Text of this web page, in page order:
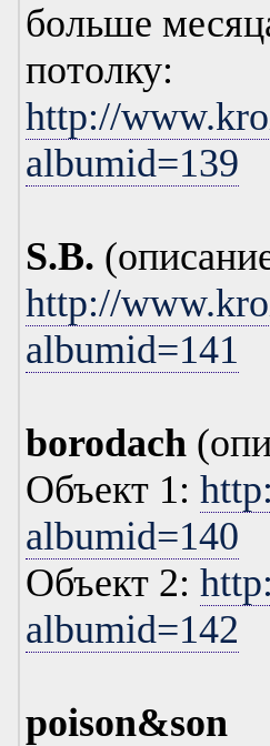
больше
потолку:
http://
albumid=139
S.B.
http://
albumid=141
borodach
Объект 1:
albumid=140
Объект 2:
albumid=142
poison&son